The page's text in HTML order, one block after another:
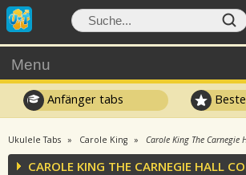
Menu
Anfänger tabs
Ukulele Tabs Carole King Carole King The Carnegie
CAROLE KING THE CARNEGIE HALL